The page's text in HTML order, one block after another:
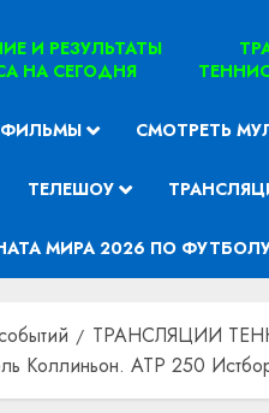
И РЕЗУЛЬТАТЫ
НА СЕГОДНЯ
ФИЛЬМЫ СМОТРЕТЬ
ТЕЛЕШОУ
МИРА 2026 ПО
ТРАНСЛЯЦИИ
Коллиньон. ATP 250